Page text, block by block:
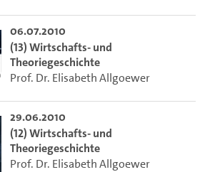
06.07.2010
(13) Wirtschafts- und
Theoriegeschichte
Prof. Dr. Elisabeth Allgoewer
29.06.2010
(12) Wirtschafts- und
Theoriegeschichte
Prof. Dr. Elisabeth Allgoewer